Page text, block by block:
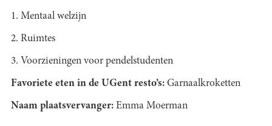
1. Mentaal welzijn
2. Ruimtes
3. Voorzieningen voor pendelstudenten
Favoriete eten in de UGent resto’s: Garnaalkroketten
Naam plaatsvervanger: Emma Moerman